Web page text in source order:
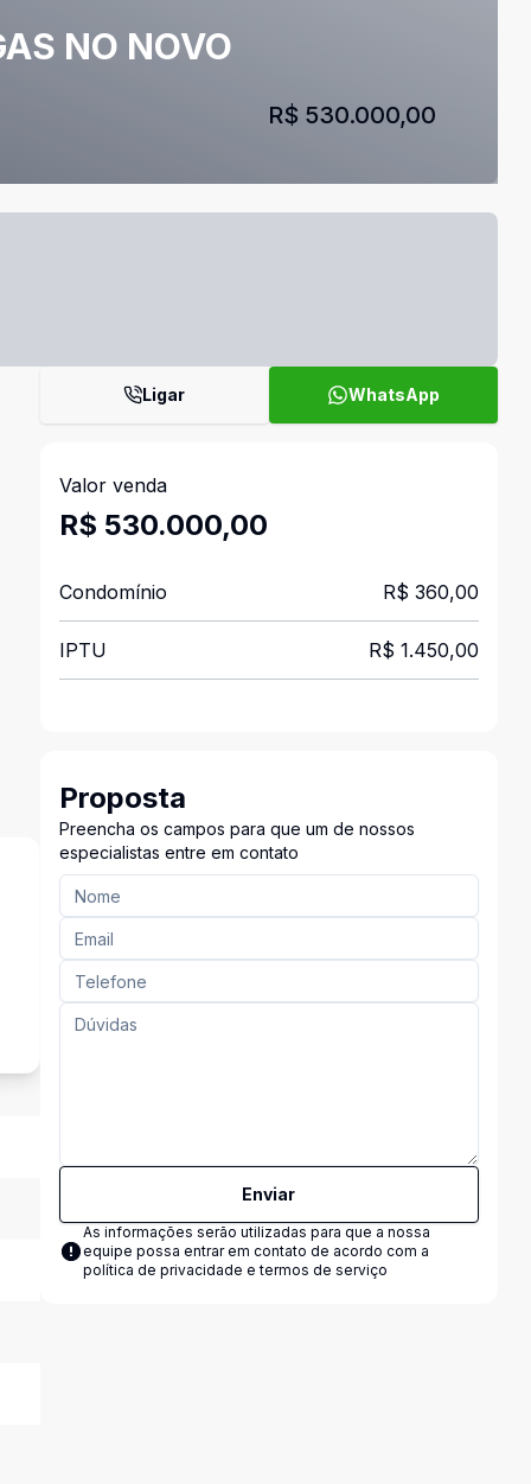
NO NOVO
R$ 530.000,00
Ligar WhatsApp
Valor venda
R$ 530.000,00
Condomínio R$ 360,00
IPTU R$ 1.450,00
Proposta
Preencha os campos para que um de nossos
especialistas entre em contato
Enviar
As informações serão utilizadas para que a nossa
equipe possa entrar em contato de acordo com a
política de privacidade e termos de serviço